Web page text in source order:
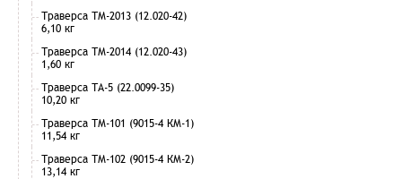
Траверса ТМ-2013 (12.020-42)
6,10 кг
Траверса ТМ-2014 (12.020-43)
1,60 кг
Траверса ТА-5 (22.0099-35)
10,20 кг
Траверса ТМ-101 (9015-4 КМ-1)
11,54 кг
Траверса ТМ-102 (9015-4 КМ-2)
13,14 кг